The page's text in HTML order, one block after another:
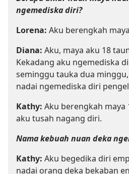
ngemediska diri?
Lorena: Aku berengkah
Diana: Aku, maya aku 18
Kekadang aku ngemediska
seminggu tauka dua
nadai ngemediska diri
Kathy: Aku berengkah maya
aku tusah nagang diri.
Nama kebuah nuan deka
Kathy: Aku begedika diri
nadai orang deka bekaban